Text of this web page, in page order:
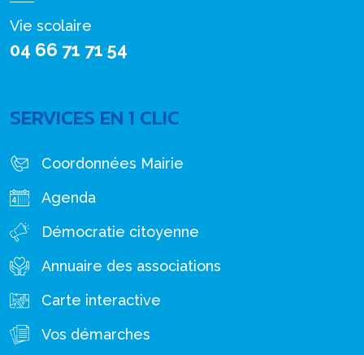
Vie scolaire
04 66 71 71 54
SERVICES EN 1 CLIC
Coordonnées Mairie
Agenda
Démocratie citoyenne
Annuaire des associations
Carte interactive
Vos démarches